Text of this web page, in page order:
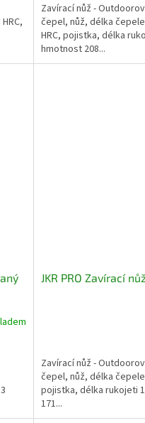
Zavírací nůž -
čepel, nůž, délka čepele
HRC, pojistka, délka
hmotnost 208...
JKR PRO Zavírací
Zavírací nůž -
čepel, nůž, délka čepele
pojistka, délka rukojeti
171...